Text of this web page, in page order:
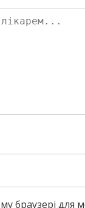
браузері для